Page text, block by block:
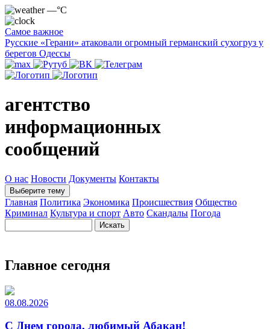
—°C
Самое важное
Русские «Герани» атаковали огромный германский сухогруз у
берегов Одессы
агентство
информационных
сообщений
О нас Новости Документы Контакты
Выберите тему
Главная Политика Экономика Происшествия Общество
Криминал Культура и спорт Авто Скандалы Погода
Главное сегодня
08.08.2026
С Днем города, любимый Абакан!